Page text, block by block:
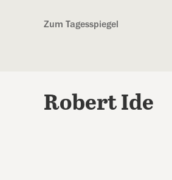
Zum Tagesspiegel
Robert Ide